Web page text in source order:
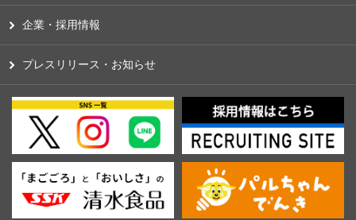
企業・採用情報
プレスリリース・お知らせ